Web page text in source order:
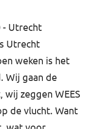
- Utrecht
Utrecht
weken is het
Wij gaan de
zeggen WEES
de vlucht. Want